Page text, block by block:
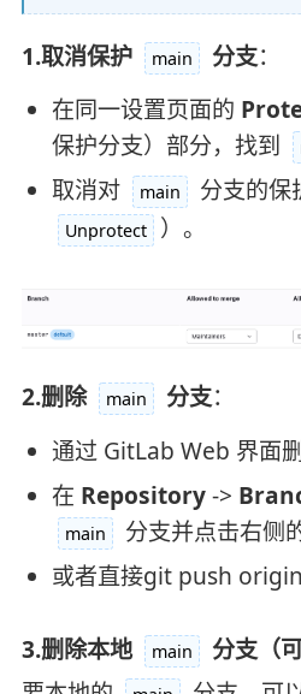
1.取消保护 main 分支：
在同一设置页面的
保护分支）部分，找到
取消对
main 分支的保
Unprotect ）。
2.删除 main 分支：
通过 GitLab Web 界面
在 Repository->
main
分支并点击右侧
或者直接git push
3.删除本地 main 分支（可